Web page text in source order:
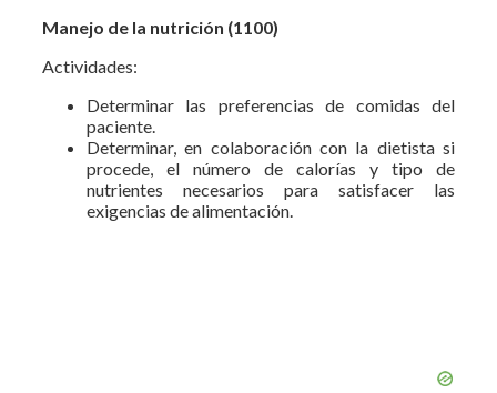
Manejo de la nutrición (1100)
Actividades:
Determinar las preferencias de comidas del
paciente.
Determinar, en colaboración con la dietista si
procede, el número de calorías y tipo de
nutrientes necesarios para satisfacer las
exigencias de alimentación.